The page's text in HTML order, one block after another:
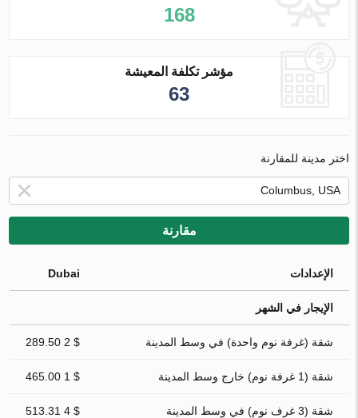
168
مؤشر تكلفة المعيشة
63
اختر مدينة للمقارنة
مقارنة
الإعدادات Dubai
الإيجار في الشهر
شقة (غرفة نوم واحدة) في وسط المدينة $ 2 289.50
شقة (1 غرفة نوم) خارج وسط المدينة $ 1 465.00
شقة (3 غرف نوم) في وسط المدينة $ 4 513.31